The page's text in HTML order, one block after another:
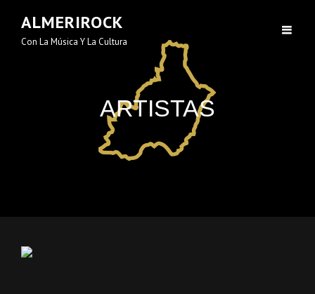
ALMERIROCK
Con La Música Y La Cultura
ARTISTAS